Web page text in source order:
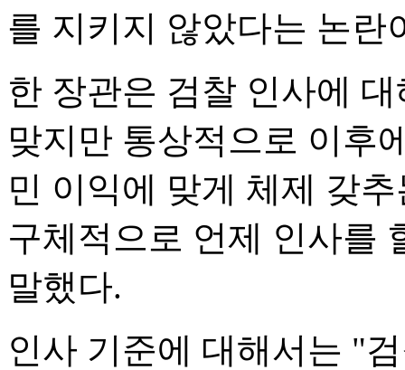
를 지키지 않았다는 논란
한 장관은 검찰 인사에
맞지만 통상적으로 이후
민 이익에 맞게 체제 갖
구체적으로 언제 인사를
말했다.
인사 기준에 대해서는 "